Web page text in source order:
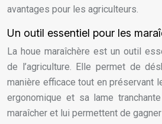
avantages pour les agriculteurs.
Un outil essentiel pour les
La houe maraîchère est un outil
de l’agriculture. Elle permet de
manière efficace tout en préservant
ergonomique et sa lame
maraîcher et lui permettent de